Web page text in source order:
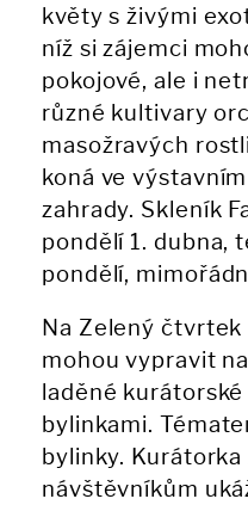
květy s živými
níž si zájemci
pokojové, ale i
různé kultivary
masožravých
koná ve
zahrady. Skleník
pondělí 1. dubna,
pondělí,
Na Zelený čtvrtek
mohou vypravit
laděné
bylinkami.
bylinky. Kurátorka
návštěvníkům